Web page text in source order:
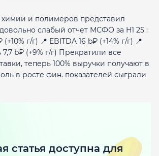
и полимеров представил
слабый отчет МСФО за H1 25 :
г/г) 📍 EBITDA 16 b₽ (+14% г/г) 📍
b₽ (+9% г/г) Прекратили все
теперь 100% выручки получают в
в росте фин. показателей сыграли
статья доступна для